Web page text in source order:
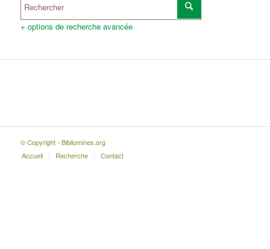
+ options de recherche avancée
© Copyright - Bibliomines.org
Accueil
Recherche Contact